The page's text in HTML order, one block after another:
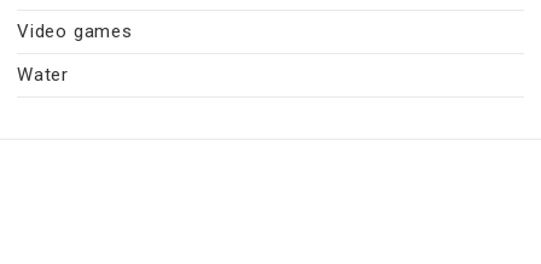
Video games
Water